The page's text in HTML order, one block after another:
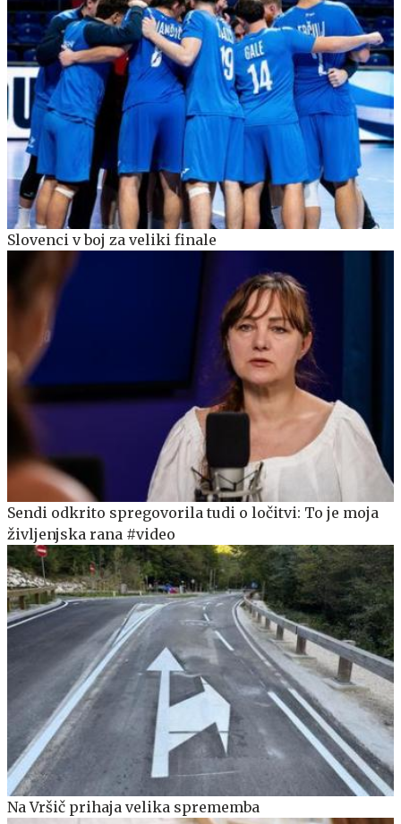
Slovenci v boj za veliki finale
Sendi odkrito spregovorila tudi o ločitvi: To je moja
življenjska rana #video
Na Vršič prihaja velika sprememba